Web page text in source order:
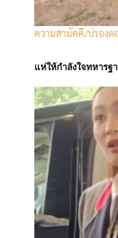
ความสามัคคี/ปรองด
แห่ให้กำลังใจทหารฐ
Advertisement